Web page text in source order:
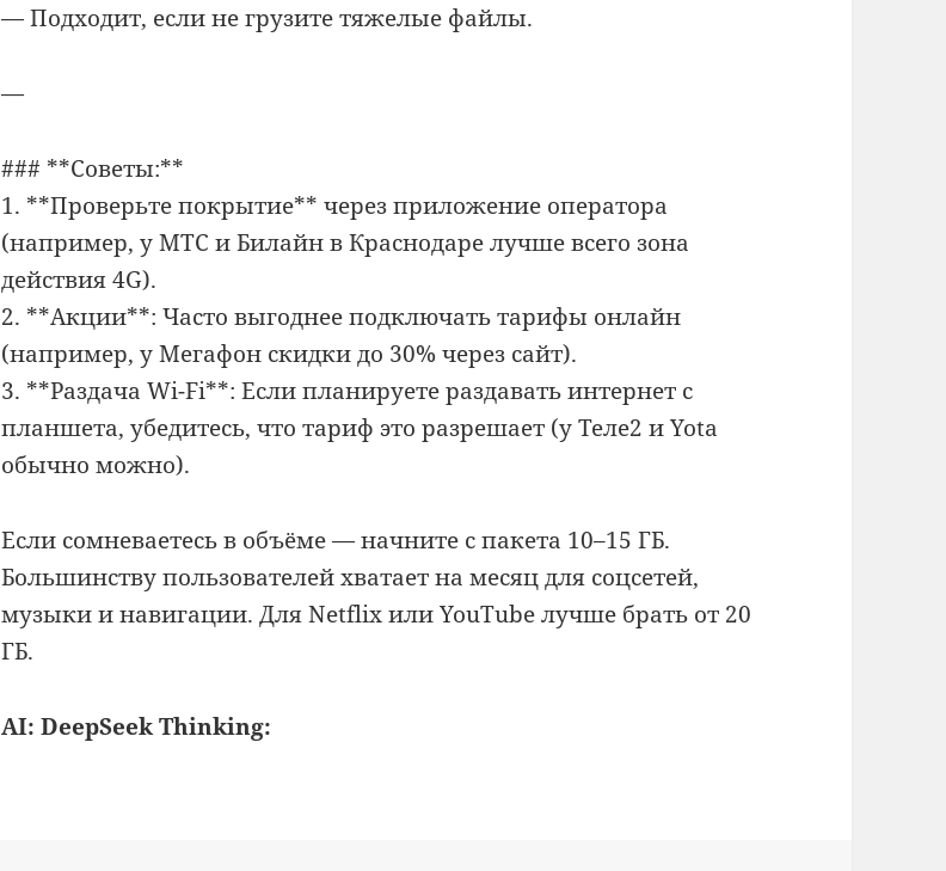
— Подходит, если не грузите тяжелые файлы.
—
### **Советы:**
1. **Проверьте покрытие** через приложение оператора
(например, у МТС и Билайн в Краснодаре лучше всего зона
действия 4G).
2. **Акции**: Часто выгоднее подключать тарифы онлайн
(например, у Мегафон скидки до 30% через сайт).
3. **Раздача Wi-Fi**: Если планируете раздавать интернет с
планшета, убедитесь, что тариф это разрешает (у Теле2 и Yota
обычно можно).
Если сомневаетесь в объёме — начните с пакета 10–15 ГБ.
Большинству пользователей хватает на месяц для соцсетей,
музыки и навигации. Для Netflix или YouTube лучше брать от 20
ГБ.
AI: DeepSeek Thinking: